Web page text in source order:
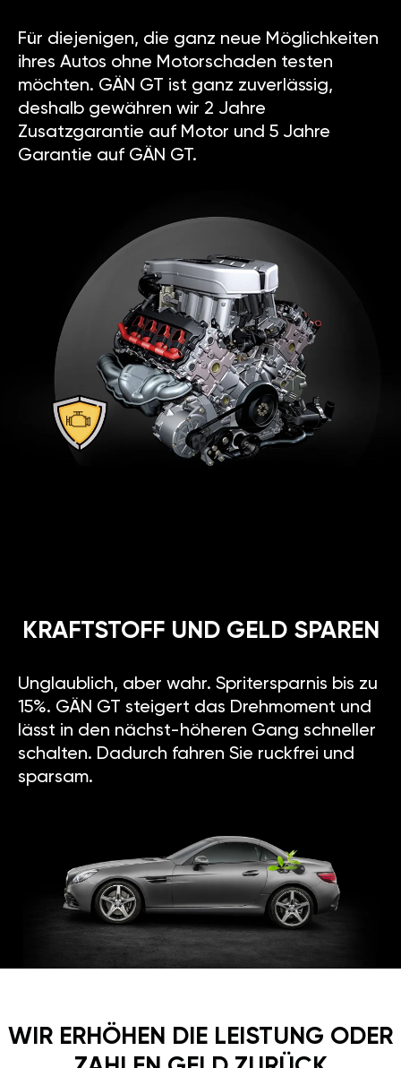
Für diejenigen, die ganz neue Möglichkeiten
ihres Autos ohne Motorschaden testen
möchten. GÄN GT ist ganz zuverlässig,
deshalb gewähren wir 2 Jahre
Zusatzgarantie auf Motor und 5 Jahre
Garantie auf GÄN GT.
KRAFTSTOFF UND GELD SPAREN
Unglaublich, aber wahr. Spritersparnis bis zu
15%. GÄN GT steigert das Drehmoment und
lässt in den nächst-höheren Gang schneller
schalten. Dadurch fahren Sie ruckfrei und
sparsam.
WIR ERHÖHEN DIE LEISTUNG ODER